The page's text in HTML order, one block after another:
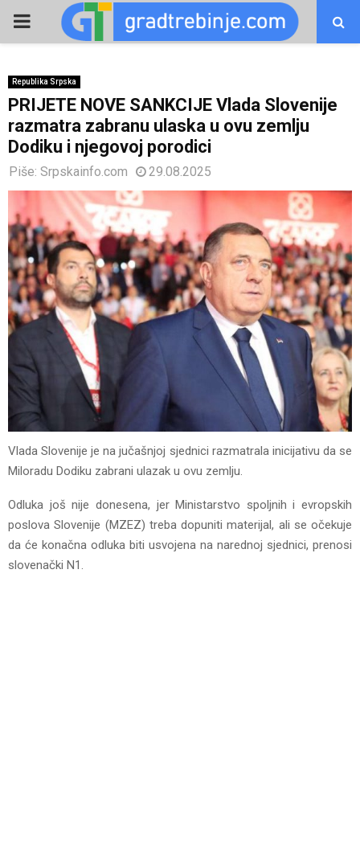
PRIMARY
Republika Srpska
PRIJETE NOVE SANKCIJE Vlada Slovenije
razmatra zabranu ulaska u ovu zemlju
Dodiku i njegovoj porodici
Piše: Srpskainfo.com 29.08.2025
Vlada Slovenije je na jučašnjoj sjednici razmatrala inicijativu da se
Miloradu Dodiku zabrani ulazak u ovu zemlju.
Odluka još nije donesena, jer Ministarstvo spoljnih i evropskih
poslova Slovenije (MZEZ) treba dopuniti materijal, ali se očekuje
da će konačna odluka biti usvojena na narednoj sjednici, prenosi
slovenački N1.